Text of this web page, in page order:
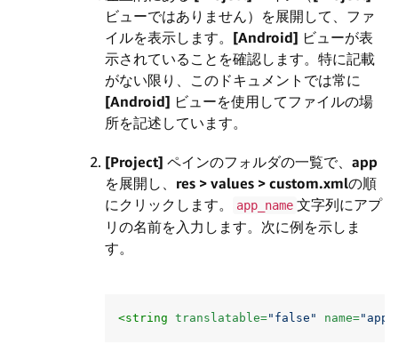
ビューではありません）を展開して、ファ
イルを表示します。 [Android] ビューが表
示されていることを確認します。特に記載
がない限り、このドキュメントでは常に
[Android] ビューを使用してファイルの場
所を記述しています。
[Project] ペインのフォルダの一覧で、 app
を展開し、 res > values > custom.xmlの順
にクリックします。
app_name 文字列にアプ
リの名前を入力します。次に例を示しま
す。
<string translatable="false" name=